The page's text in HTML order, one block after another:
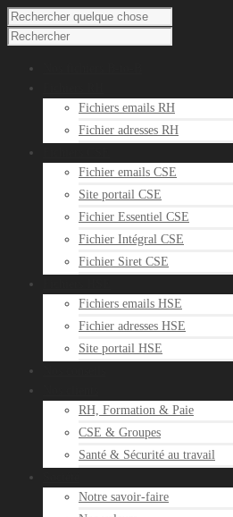
Fichiers emails RH
Fichier adresses RH
Fichier emails CSE
Site portail CSE
Fichier Essentiel CSE
Fichier Intégral CSE
Fichier Siret CSE
Fichiers emails HSE
Fichier adresses HSE
Site portail HSE
RH, Formation & Paie
CSE & Groupes
Santé & Sécurité au travail
Notre savoir-faire